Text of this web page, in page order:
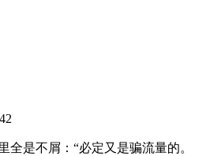
是不屑：“必定又是骗流量的。